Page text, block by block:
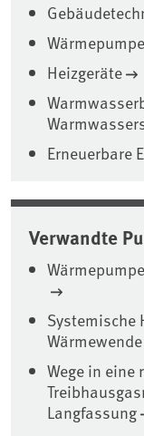
Heizgeräte
Erneuerbare
Verwandte
Systemische
Wärmewende
Wege in eine
Langfassung